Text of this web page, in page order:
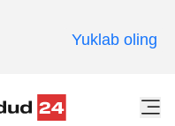
Yuklab oling